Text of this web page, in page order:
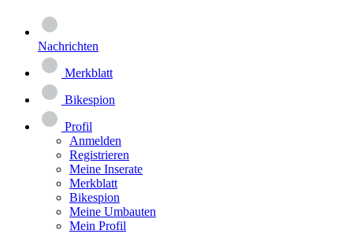
Nachrichten
Merkblatt
Bikespion
Profil
Anmelden
Registrieren
Meine Inserate
Merkblatt
Bikespion
Meine Umbauten
Mein Profil